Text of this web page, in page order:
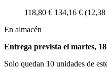
118,80 € 134,16 €
En almacén
Entrega prevista el martes,
Solo quedan 10 unidades de